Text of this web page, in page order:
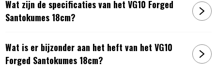
Wat zijn de specificaties van het VG10 Forged
Santokumes 18cm?
Wat is er bijzonder aan het heft van het VG10
Forged Santokumes 18cm?